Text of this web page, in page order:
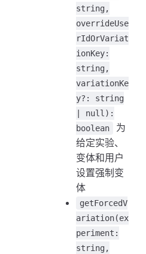
string,
overrideUse
rIdOrVariat
ionKey:
string,
variationKe
y?: string
| null):
boolean
为
给定实验、
变体和用户
设置强制变
体
getForcedV
ariation(ex
periment:
string,